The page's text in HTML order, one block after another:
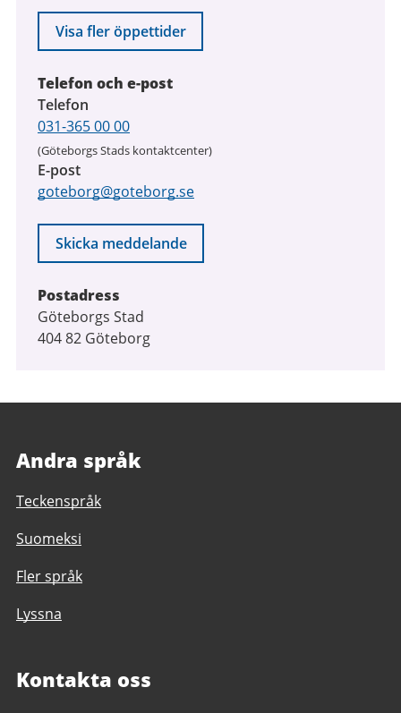
Visa fler öppettider
Telefon och e-post
Telefon
031-365 00 00
(Göteborgs Stads kontaktcenter)
E-post
goteborg@goteborg.se
Skicka meddelande
Postadress
Göteborgs Stad
404 82 Göteborg
Andra språk
Teckenspråk
Suomeksi
Fler språk
Lyssna
Kontakta oss